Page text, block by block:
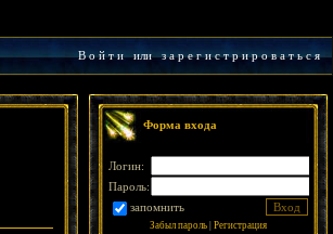
В о й т иилиз а р е г и с т р и р о в а т ь с я
Форма входа
Логин:
Пароль:
запомнить
Забыл пароль Регистрация